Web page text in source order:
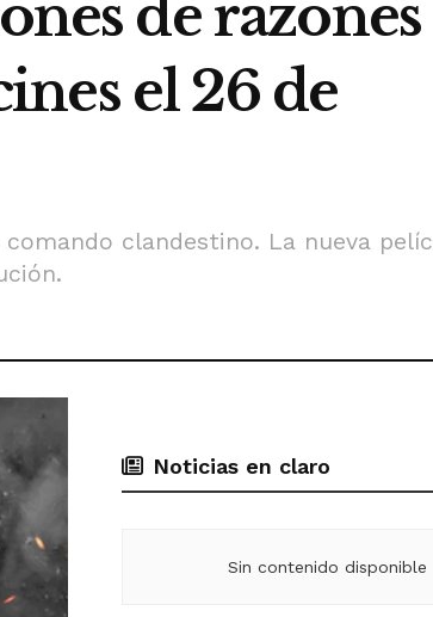
de razones
el 26 de
clandestino. La nueva
Noticias en claro
Sin contenido disponible